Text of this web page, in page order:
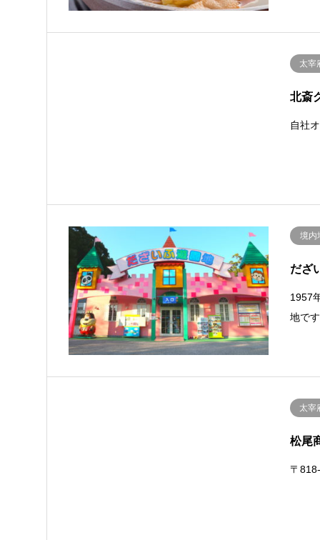
太宰
北斎
自社
境内
だざ
1957
地で
太宰
松尾
〒